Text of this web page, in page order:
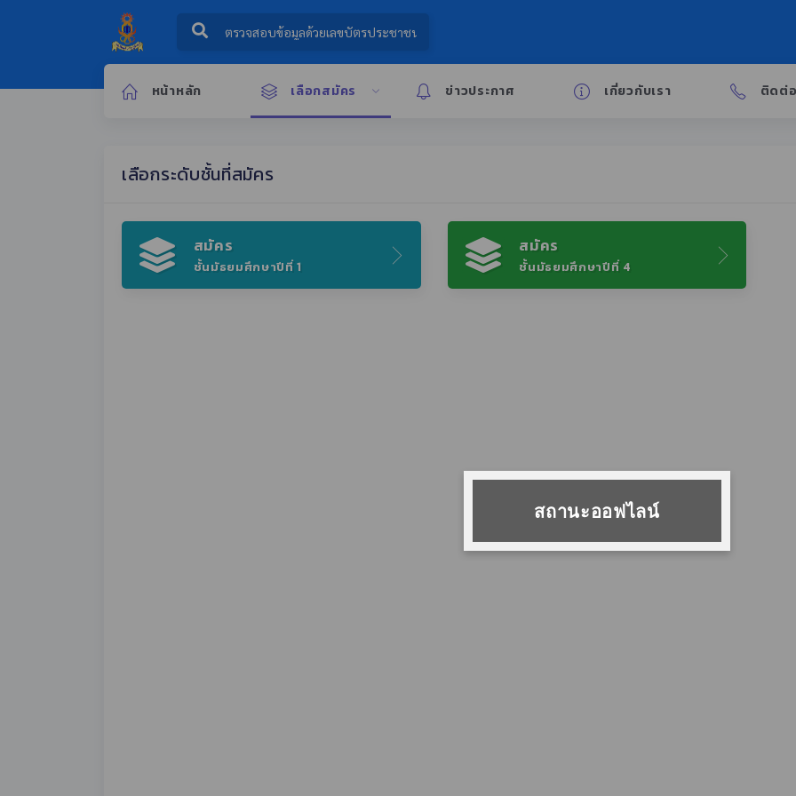
หน้าหลัก เลือกสมัคร ข่าวประกาศ เกี่ยวกับเรา ติดต่อ
เลือกระดับชั้นที่สมัคร
สมัคร
ชั้นมัธยมศึกษาปีที่ 1
สมัคร
ชั้นมัธยมศึกษาปีที่ 4
สถานะออฟไลน์